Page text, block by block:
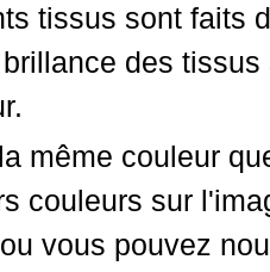
tissus sont faits
des
même couleur
couleurs sur
vous pouvez